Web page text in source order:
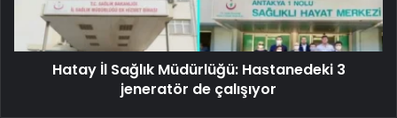
Hatay İl Sağlık Müdürlüğü: Hastanedeki 3
jeneratör de çalışıyor